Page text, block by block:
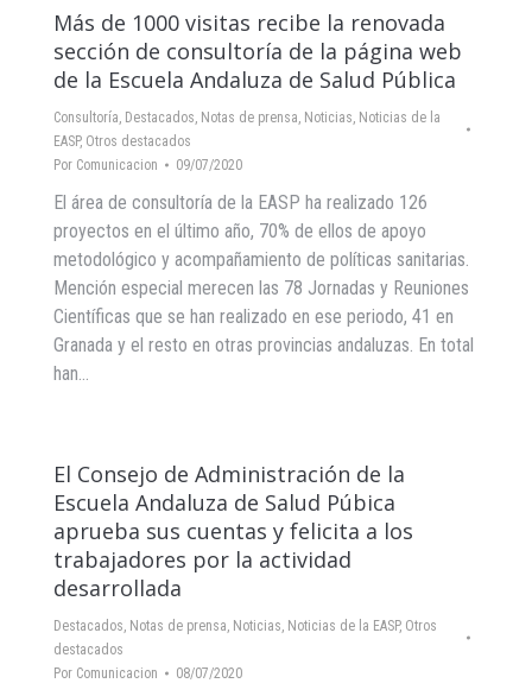
Más de 1000 visitas recibe la renovada
sección de consultoría de la página web
de la Escuela Andaluza de Salud Pública
Consultoría, Destacados, Notas de prensa, Noticias, Noticias de la
EASP, Otros destacados
Por Comunicacion 09/07/2020
El área de consultoría de la EASP ha realizado 126
proyectos en el último año, 70% de ellos de apoyo
metodológico y acompañamiento de políticas sanitarias.
Mención especial merecen las 78 Jornadas y Reuniones
Científicas que se han realizado en ese periodo, 41 en
Granada y el resto en otras provincias andaluzas. En total
han…
El Consejo de Administración de la
Escuela Andaluza de Salud Púbica
aprueba sus cuentas y felicita a los
trabajadores por la actividad
desarrollada
Destacados, Notas de prensa, Noticias, Noticias de la EASP, Otros
destacados
Por Comunicacion 08/07/2020